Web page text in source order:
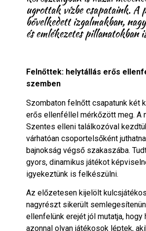
ugrottak vízbe csapataink. A
bővelkedett izgalmakban,
és emlékezetes pillanatokban
Felnőttek: helytállás erős
szemben
Szombaton felnőtt csapatunk két
erős ellenféllel mérkőzött meg. A
Szentes elleni találkozóval
várhatóan csoportelsőként
bajnokság végső szakaszába.
gyors, dinamikus játékot
igyekeztünk is felkészülni.
Az előzetesen kijelölt
nagyrészt sikerült
ellenfelünk erejét jól mutatja, hogy
azonnal olyan játékosok léptek,